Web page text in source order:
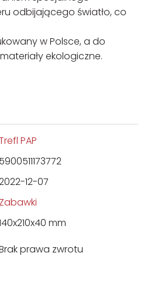
odbijającego światło, co
w Polsce, a do
ekologiczne.
PAP
5900511173772
12-07
Zabawki
mm
prawa zwrotu